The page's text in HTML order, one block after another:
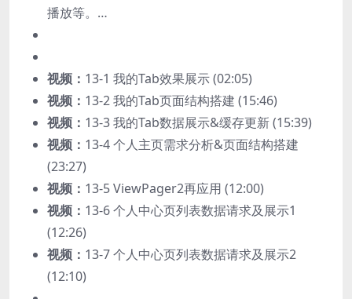
播放等。…
视频： 13-1 我的Tab效果展示 (02:05)
视频： 13-2 我的Tab页面结构搭建 (15:46)
视频： 13-3 我的Tab数据展示&缓存更新 (15:39)
视频： 13-4 个人主页需求分析&页面结构搭建
(23:27)
视频： 13-5 ViewPager2再应用 (12:00)
视频： 13-6 个人中心页列表数据请求及展示1
(12:26)
视频： 13-7 个人中心页列表数据请求及展示2
(12:10)